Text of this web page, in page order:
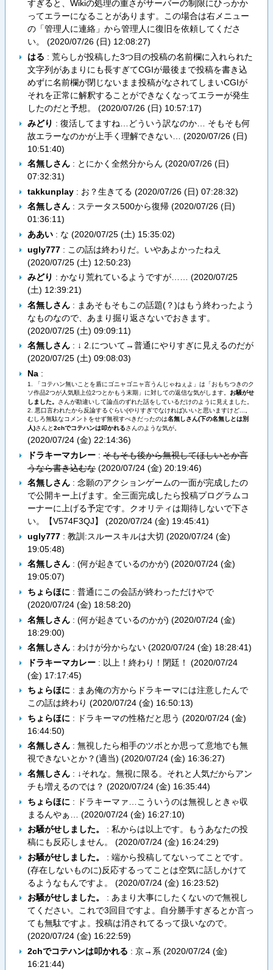
すぎると、Wikiの処理の重さがサーバーの制限にひっかか
ってエラーになることがあります。この場合は右メニュー
の「管理人に連絡」から管理人に復旧を依頼してくださ
い。 (2020/07/26 (日) 12:08:27)
はる : 荒らしが投稿した3つ目の投稿の名前欄に入れられた
文字列があまりにも長すぎてCGIが最後まで投稿を書き込
めずに名前欄が閉じないまま投稿がなされてしまいCGIが
それを正常に解釈することができなくなってエラーが発生
したのだと予想。 (2020/07/26 (日) 10:57:17)
みどり : 復活してますね…どういう訳なのか… そもそも何
故エラーなのかが上手く理解できない… (2020/07/26 (日)
10:51:40)
名無しさん: とにかく全然分からん (2020/07/26 (日)
07:32:31)
takkunplay: お？生きてる (2020/07/26 (日) 07:28:32)
名無しさん: ステータス500から復帰 (2020/07/26 (日)
01:36:11)
ああい: な (2020/07/25 (土) 15:35:02)
ugly777: この話は終わりだ。いやあよかったねえ
(2020/07/25 (土) 12:50:23)
みどり : かなり荒れているようですが…… (2020/07/25
(土) 12:39:21)
名無しさん: まあそもそもこの話題(？)はもう終わったよう
なものなので、あまり掘り返さないでおきます。
(2020/07/25 (土) 09:09:11)
名無しさん: ↓ 2.について→普通にやりすぎに見えるのだが
(2020/07/25 (土) 09:08:03)
Na:
1. 「コテハン無いことを盾にゴニャゴニャ言うんじゃねぇよ」は「おもちつきのク
ソ作品2つが人気順上位2つとかもう末期」に対しての返信な気がします。 お騒がせ
しました。 さんが勘違いして論点のずれた話をしているだけのように見えました。
2. 悪口言われたから反論するぐらい(やりすぎでなければ)いいと思いますけど...。
むしろ無駄なコメントをせず無視すべきだったのは名無しさん(下の名無しとは別
人)さんと2chでコテハンは叩かれるさんのような気が。
(2020/07/24 (金) 22:14:36)
ドラキーマカレー: そもそも後から無視してほしいとか言
うなら書き込むな(2020/07/24 (金) 20:19:46)
名無しさん: 念願のアクションゲームの一面が完成したの
で公開キー上げます。全三面完成したら投稿プログラムコ
ーナーに上げる予定です。クオリティは期待しないで下さ
い。【V574F3QJ】 (2020/07/24 (金) 19:45:41)
ugly777: 教訓:スルースキルは大切 (2020/07/24 (金)
19:05:48)
名無しさん: (何が起きているのかが) (2020/07/24 (金)
19:05:07)
ちょらほに : 普通にこの会話が終わっただけやで
(2020/07/24 (金) 18:58:20)
名無しさん: (何が起きているのかが) (2020/07/24 (金)
18:29:00)
名無しさん: わけが分からない (2020/07/24 (金) 18:28:41)
ドラキーマカレー: 以上！終わり！閉廷！ (2020/07/24
(金) 17:17:45)
ちょらほに: まあ俺の方からドラキーマには注意したんで
この話は終わり (2020/07/24 (金) 16:50:13)
ちょらほに : ドラキーマの性格だと思う (2020/07/24 (金)
16:44:50)
名無しさん: 無視したら相手のツボとか思って意地でも無
視できないとか？(適当) (2020/07/24 (金) 16:36:27)
名無しさん: ↓それな。無視に限る。それと人気だからアン
チも増えるのでは？ (2020/07/24 (金) 16:35:44)
ちょらほに : ドラキーマァ…こういうのは無視しときゃ収
まるんやぁ… (2020/07/24 (金) 16:27:10)
お騒がせしました。
: 私からは以上です。もうあなたの投
稿にも反応しません。 (2020/07/24 (金) 16:24:29)
お騒がせしました。
: 端から投稿してないってことです。
(存在しないものに)反応するってことは空気に話しかけて
るようなもんですよ。 (2020/07/24 (金) 16:23:52)
お騒がせしました。
: あまり大事にしたくないので無視し
てください。これで3回目ですよ。自分勝手すぎるとか言っ
ても無駄ですよ。投稿は消されてるって扱いなので。
(2020/07/24 (金) 16:22:59)
2chでコテハンは叩かれる : 京→系 (2020/07/24 (金)
16:21:44)